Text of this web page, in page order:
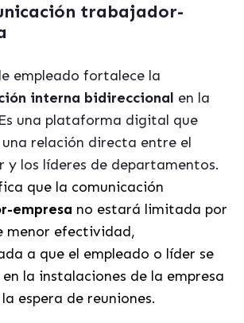
trabajador-
empleado fortalece la
interna bidireccional en la
una plataforma digital que
relación directa entre el
y los líderes de departamentos.
que la comunicación
empresa no estará limitada por
menor efectividad,
a que el empleado o líder se
la instalaciones de la empresa
espera de reuniones.